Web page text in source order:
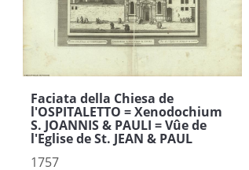
Faciata della Chiesa de
l'OSPITALETTO = Xenodochium
S. JOANNIS & PAULI = Vûe de
l'Eglise de St. JEAN & PAUL
1757